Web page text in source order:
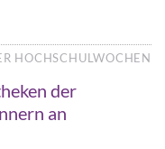
HOCHSCHULWOCHEN
der
an